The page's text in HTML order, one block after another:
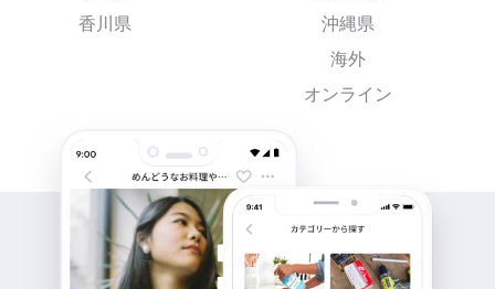
香川県
沖縄県
海外
オンライン